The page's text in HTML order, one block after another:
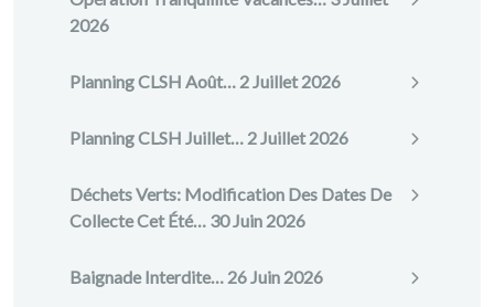
2026
Planning CLSH Août… 2 Juillet 2026
Planning CLSH Juillet… 2 Juillet 2026
Déchets Verts: Modification Des Dates De
Collecte Cet Été… 30 Juin 2026
Baignade Interdite… 26 Juin 2026